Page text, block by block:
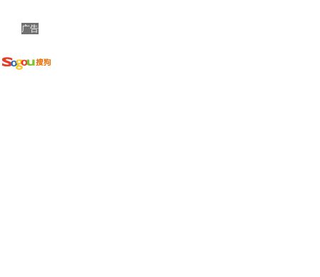
广告